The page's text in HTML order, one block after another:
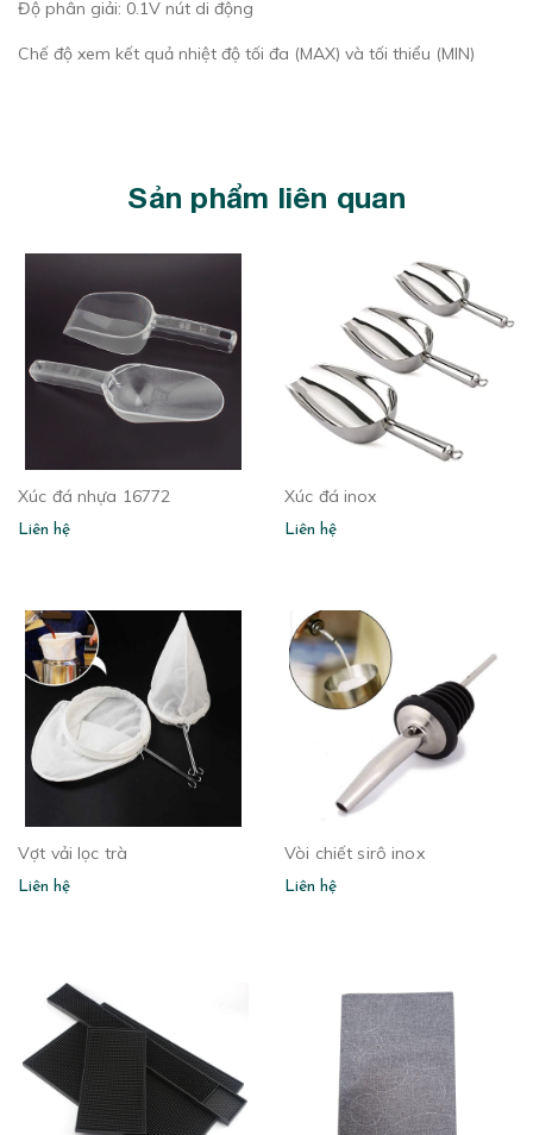
Độ phân giải: 0.1V nút di động
Chế độ xem kết quả nhiệt độ tối đa (MAX) và tối thiểu (MIN)
Sản phẩm liên quan
Xúc đá nhựa 16772
Liên hệ
Xúc đá inox
Liên hệ
Vợt vải lọc trà
Liên hệ
Vòi chiết sirô inox
Liên hệ